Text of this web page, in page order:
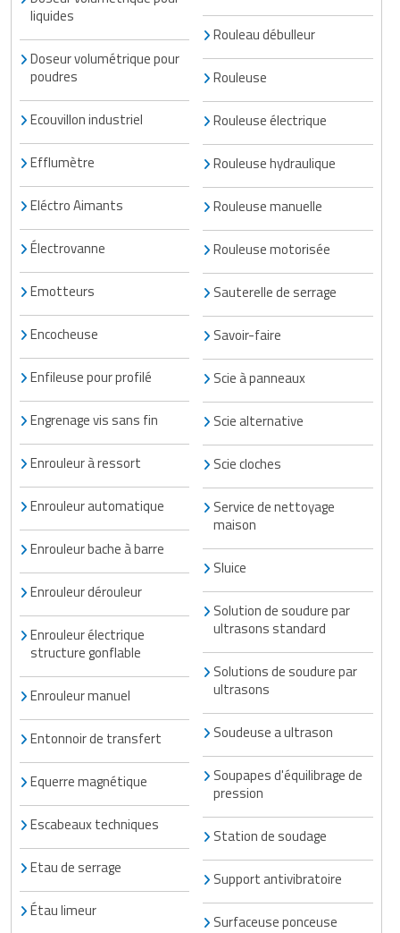
liquides
Doseur volumétrique pour
poudres
Ecouvillon industriel
Efflumètre
Eléctro Aimants
Électrovanne
Emotteurs
Encocheuse
Enfileuse pour profilé
Engrenage vis sans fin
Enrouleur à ressort
Enrouleur automatique
Enrouleur bache à barre
Enrouleur dérouleur
Enrouleur électrique
structure gonflable
Enrouleur manuel
Entonnoir de transfert
Equerre magnétique
Escabeaux techniques
Etau de serrage
Étau limeur
Rouleau débulleur
Rouleuse
Rouleuse électrique
Rouleuse hydraulique
Rouleuse manuelle
Rouleuse motorisée
Sauterelle de serrage
Savoir-faire
Scie à panneaux
Scie alternative
Scie cloches
Service de nettoyage
maison
Sluice
Solution de soudure par
ultrasons standard
Solutions de soudure par
ultrasons
Soudeuse a ultrason
Soupapes d'équilibrage de
pression
Station de soudage
Support antivibratoire
Surfaceuse ponceuse